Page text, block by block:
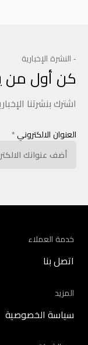
- النشرة الإخبارية
كن أول من
اشترك بنشرتنا
العنوان الالكتروني *
خدمة العملاء
اتصل بنا
المزيد
سياسة الخصوصية